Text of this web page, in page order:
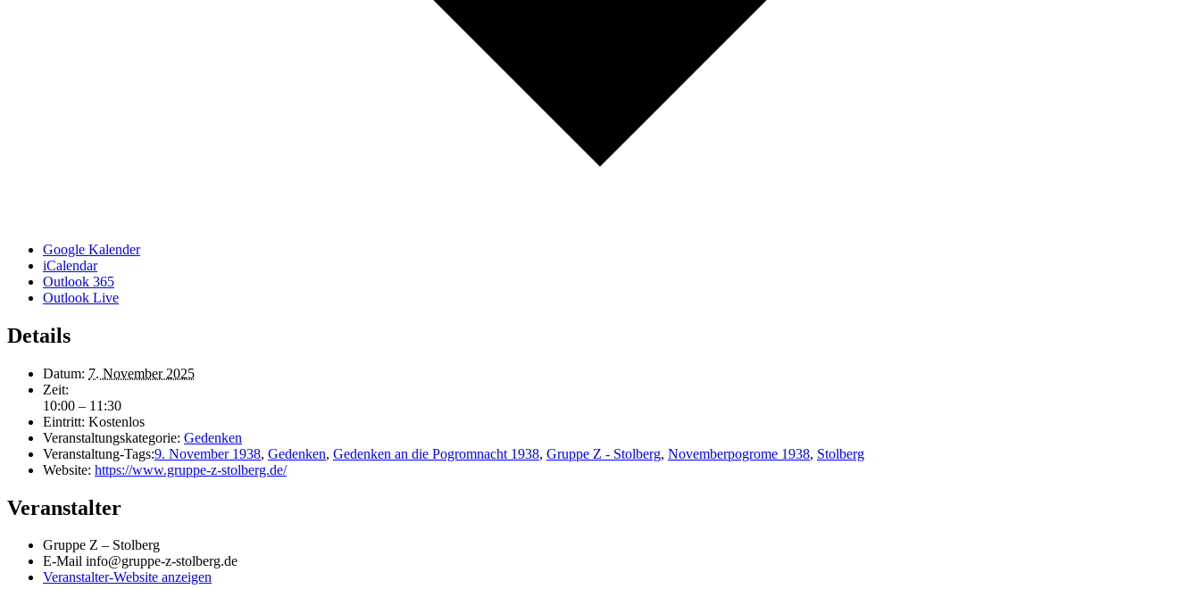
Google Kalender
iCalendar
Outlook 365
Outlook Live
Details
Datum: 7. November 2025
Zeit:
10:00 – 11:30
Eintritt: Kostenlos
Veranstaltungskategorie: Gedenken
Veranstaltung-Tags:9. November 1938, Gedenken, Gedenken an die Pogromnacht 1938, Gruppe Z - Stolberg, Novemberpogrome 1938, Stolberg
Website: https://www.gruppe-z-stolberg.de/
Veranstalter
Gruppe Z – Stolberg
E-Mail info@gruppe-z-stolberg.de
Veranstalter-Website anzeigen